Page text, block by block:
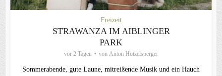
Freizeit
STRAWANZA IM AIBLINGER
PARK
vor 2 Tagen von Anton Hötzelsperger
Sommerabende, gute Laune, mitreißende Musik und ein Hauch